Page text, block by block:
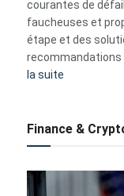
courantes de
faucheuses et
étape et des
recommandations
la suite
tondeuses
Finance &